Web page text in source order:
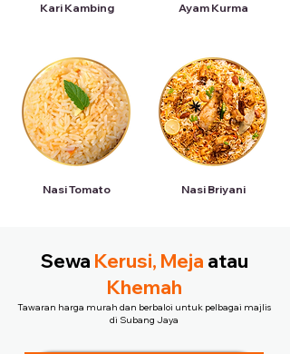
Kari Kambing
Nasi Tomato
Ayam Kurma
Nasi Briyani
Sewa Kerusi, Meja atau
Khemah
Tawaran harga murah dan berbaloi untuk pelbagai majlis
di Subang Jaya